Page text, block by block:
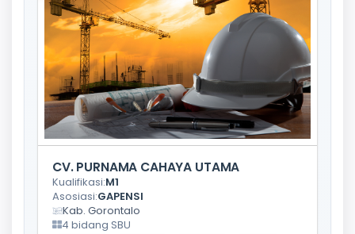
CV. PURNAMA CAHAYA UTAMA
Kualifikasi:M1
Asosiasi:GAPENSI
Kab. Gorontalo
4 bidang SBU